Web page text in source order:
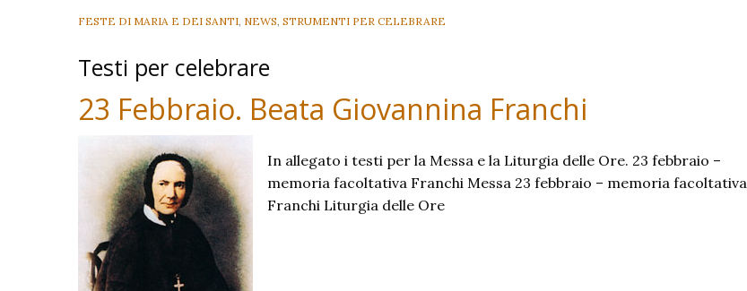
Tempo
C
FESTE DI MARIA E DEI SANTI NEWS STRUMENTI PER CELEBRARE
Testi per celebrare
23 Febbraio. Beata Giovannina Franchi
In allegato i testi per la Messa e la Liturgia delle Ore. 23 febbraio –
memoria facoltativa Franchi Messa 23 febbraio – memoria facoltativa
Franchi Liturgia delle Ore